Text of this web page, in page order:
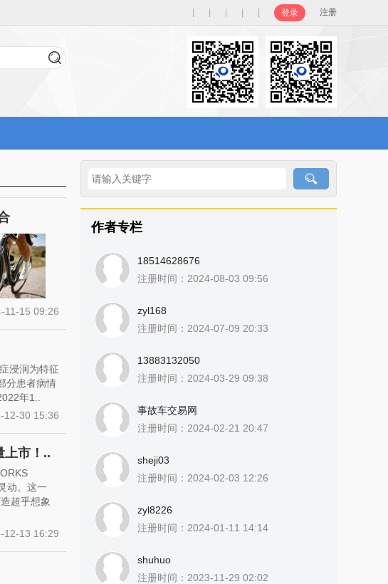
登录 注册
11-15 09:26
浸润为特征
分患者病情
年1..
12-30 15:36
上市！..
动。这一
超乎想象
12-13 16:29
作者专栏
18514628676
注册时间：2024-08-03 09:56
zyl168
注册时间：2024-07-09 20:33
13883132050
注册时间：2024-03-29 09:38
事故车交易网
注册时间：2024-02-21 20:47
sheji03
注册时间：2024-02-03 12:26
zyl8226
注册时间：2024-01-11 14:14
shuhuo
注册时间：2023-11-29 02:02